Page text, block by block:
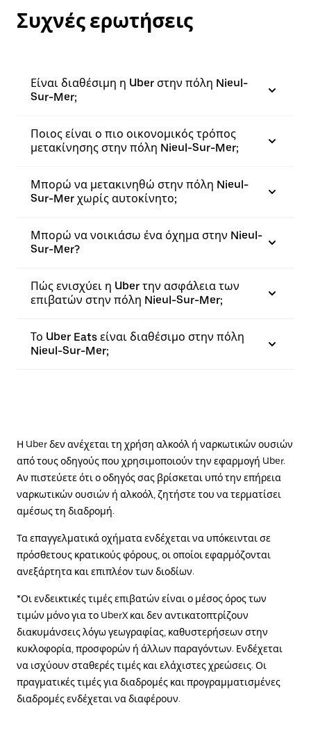
Συχνές ερωτήσεις
Είναι διαθέσιμη η Uber στην πόλη Nieul-
Sur-Mer;
Ποιος είναι ο πιο οικονομικός τρόπος
μετακίνησης στην πόλη Nieul-Sur-Mer;
Μπορώ να μετακινηθώ στην πόλη Nieul-
Sur-Mer χωρίς αυτοκίνητο;
Μπορώ να νοικιάσω ένα όχημα στην Nieul-
Sur-Mer?
Πώς ενισχύει η Uber την ασφάλεια των
επιβατών στην πόλη Nieul-Sur-Mer;
Το Uber Eats είναι διαθέσιμο στην πόλη
Nieul-Sur-Mer;
Η Uber δεν ανέχεται τη χρήση αλκοόλ ή ναρκωτικών ουσιών
από τους οδηγούς που χρησιμοποιούν την εφαρμογή Uber.
Αν πιστεύετε ότι ο οδηγός σας βρίσκεται υπό την επήρεια
ναρκωτικών ουσιών ή αλκοόλ, ζητήστε του να τερματίσει
αμέσως τη διαδρομή.
Τα επαγγελματικά οχήματα ενδέχεται να υπόκεινται σε
πρόσθετους κρατικούς φόρους, οι οποίοι εφαρμόζονται
ανεξάρτητα και επιπλέον των διοδίων.
*Οι ενδεικτικές τιμές επιβατών είναι ο μέσος όρος των
τιμών μόνο για το UberX και δεν αντικατοπτρίζουν
διακυμάνσεις λόγω γεωγραφίας, καθυστερήσεων στην
κυκλοφορία, προσφορών ή άλλων παραγόντων. Ενδέχεται
να ισχύουν σταθερές τιμές και ελάχιστες χρεώσεις. Οι
πραγματικές τιμές για διαδρομές και προγραμματισμένες
διαδρομές ενδέχεται να διαφέρουν.